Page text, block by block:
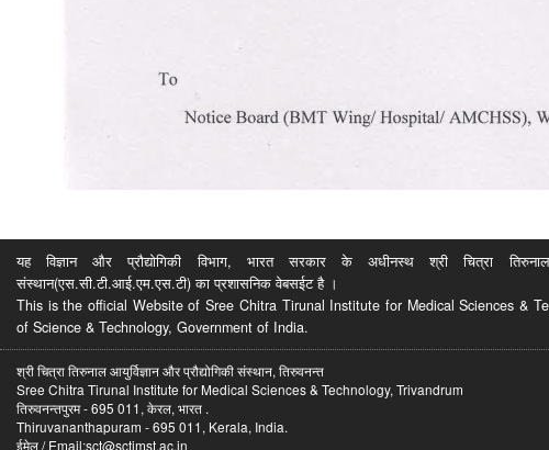
यह विज्ञान और प्रौद्योगिकी विभाग, भारत सरकार के अधीनस्थ श्री चित्रा तिरुनाल
संस्थान(एस.सी.टी.आई.एम.एस.टी) का प्रशासनिक वेबसईट है ।
This is the official Website of Sree Chitra Tirunal Institute for Medical Sciences &
of Science & Technology, Government of India.
श्री चित्रा तिरुनाल आयुर्विज्ञान और प्रौद्योगिकी संस्थान, तिरुवनन्त
Sree Chitra Tirunal Institute for Medical Sciences & Technology, Trivandrum
तिरुवनन्तपुरम - 695 011, केरल, भारत .
Thiruvananthapuram - 695 011, Kerala, India.
ईमेल / Email:sct@sctimst.ac.in